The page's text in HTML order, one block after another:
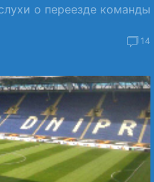
о переезде команды
14